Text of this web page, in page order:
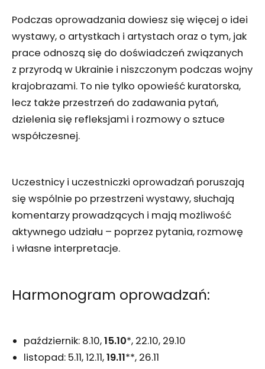
Podczas oprowadzania dowiesz się więcej o idei
wystawy, o artystkach i artystach oraz o tym, jak
prace odnoszą się do doświadczeń związanych
z przyrodą w Ukrainie i niszczonym podczas wojny
krajobrazami. To nie tylko opowieść kuratorska,
lecz także przestrzeń do zadawania pytań,
dzielenia się refleksjami i rozmowy o sztuce
współczesnej.
Uczestnicy i uczestniczki oprowadzań poruszają
się wspólnie po przestrzeni wystawy, słuchają
komentarzy prowadzących i mają możliwość
aktywnego udziału – poprzez pytania, rozmowę
i własne interpretacje.
Harmonogram oprowadzań:
październik: 8.10,15.10*, 22.10, 29.10
listopad: 5.11, 12.11,19.11**, 26.11